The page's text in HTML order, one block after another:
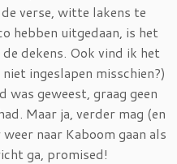
verse, witte lakens te
hebben uitgedaan, is het
dekens. Ook vind ik het
ingeslapen misschien?)
was geweest, graag geen
Maar ja, verder mag (en
naar Kaboom gaan als
ga, promised!